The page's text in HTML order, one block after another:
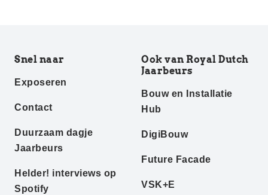
Snel naar
Exposeren
Contact
Duurzaam dagje
Jaarbeurs
Helder! interviews op
Spotify
Ook van Royal Dutch
Jaarbeurs
Bouw en Installatie
Hub
DigiBouw
Future Facade
VSK+E